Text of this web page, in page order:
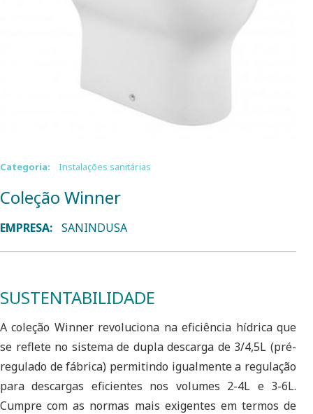
Categoria: Instalações sanitárias
Coleção Winner
EMPRESA: SANINDUSA
SUSTENTABILIDADE
A coleção Winner revoluciona na eficiência hídrica que
se reflete no sistema de dupla descarga de 3/4,5L (pré-
regulado de fábrica) permitindo igualmente a regulação
para descargas eficientes nos volumes 2-4L e 3-6L.
Cumpre com as normas mais exigentes em termos de